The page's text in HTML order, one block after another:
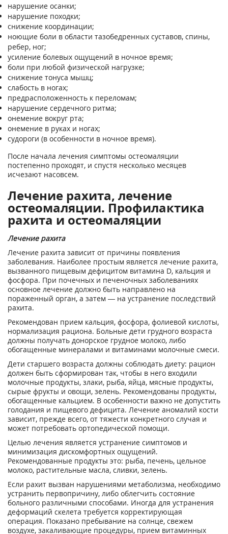
нарушение осанки;
нарушение походки;
снижение координации;
ноющие боли в области тазобедренных суставов, спины,
ребер, ног;
усиление болевых ощущений в ночное время;
боли при любой физической нагрузке;
снижение тонуса мышц;
слабость в ногах;
предрасположенность к переломам;
нарушение сердечного ритма;
онемение вокруг рта;
онемение в руках и ногах;
судороги (в особенности в ночное время).
После начала лечения симптомы остеомаляции
постепенно проходят, и спустя несколько месяцев
исчезают насовсем.
Лечение рахита, лечение
остеомаляции. Профилактика
рахита и остеомаляции
Лечение рахита
Лечение рахита зависит от причины появления
заболевания. Наиболее простым является лечение рахита,
вызванного пищевым дефицитом витамина D, кальция и
фосфора. При почечных и печеночных заболеваниях
основное лечение должно быть направлено на
пораженный орган, а затем — на устранение последствий
рахита.
Рекомендован прием кальция, фосфора, фолиевой кислоты,
нормализация рациона. Больные дети грудного возраста
должны получать донорское грудное молоко, либо
обогащенные минералами и витаминами молочные смеси.
Дети старшего возраста должны соблюдать диету: рацион
должен быть сформирован так, чтобы в него входили
молочные продукты, злаки, рыба, яйца, мясные продукты,
сырые фрукты и овощи, зелень. Рекомендованы продукты,
обогащенные кальцием. В особенности важно не допустить
голодания и пищевого дефицита. Лечение аномалий кости
зависит, прежде всего, от тяжести конкретного случая и
может потребовать ортопедической помощи.
Целью лечения является устранение симптомов и
минимизация дискомфортных ощущений.
Рекомендованные продукты это: рыба, печень, цельное
молоко, растительные масла, сливки, зелень.
Если рахит вызван нарушениями метаболизма, необходимо
устранить первопричину, либо облегчить состояние
больного различными способами. Иногда для устранения
деформаций скелета требуется корректирующая
операция. Показано пребывание на солнце, свежем
воздухе, закаливающие процедуры, прием витаминных